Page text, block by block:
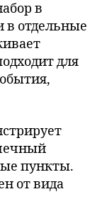
в
в отдельные
для
пункты.
от вида